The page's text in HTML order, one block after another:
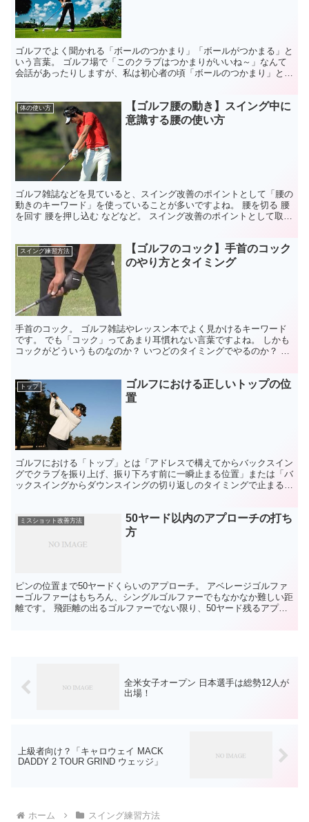
ゴルフでよく聞かれる「ボールのつかまり」「ボールがつかまる」と
いう言葉。 ゴルフ場で「このクラブはつかまりがいいね～」なんて
会話があったりしますが、私は初心者の頃「ボールのつかまり」とい
体の使い方
【ゴルフ腰の動き】スイング中に
意識する腰の使い方
ゴルフ雑誌などを見ていると、スイング改善のポイントとして「腰の
動きのキーワード」を使っていることが多いですよね。 腰を切る 腰
を回す 腰を押し込む などなど。 スイング改善のポイントとして取り
スイング練習方法
【ゴルフのコック】手首のコック
のやり方とタイミング
手首のコック。 ゴルフ雑誌やレッスン本でよく見かけるキーワード
です。 でも「コック」ってあまり耳慣れない言葉ですよね。 しかも
コックがどういうものなのか？ いつどのタイミングでやるのか？ そ
トップ
ゴルフにおける正しいトップの位
置
ゴルフにおける「トップ」とは「アドレスで構えてからバックスイン
グでクラブを振り上げ、振り下ろす前に一瞬止まる位置」または「バ
ックスイングからダウンスイングの切り返しのタイミングで止まる位
ミスショット改善方法
50ヤード以内のアプローチの打ち
方
ピンの位置まで50ヤードくらいのアプローチ。 アベレージゴルファ
ーゴルファーはもちろん、シングルゴルファーでもなかなか難しい距
離です。 飛距離の出るゴルファーでない限り、50ヤード残るアプロ
全米女子オープン 日本選手は総勢12人が
出場！
上級者向け？「キャロウェイ MACK
DADDY 2 TOUR GRIND ウェッジ」
ホーム スイング練習方法